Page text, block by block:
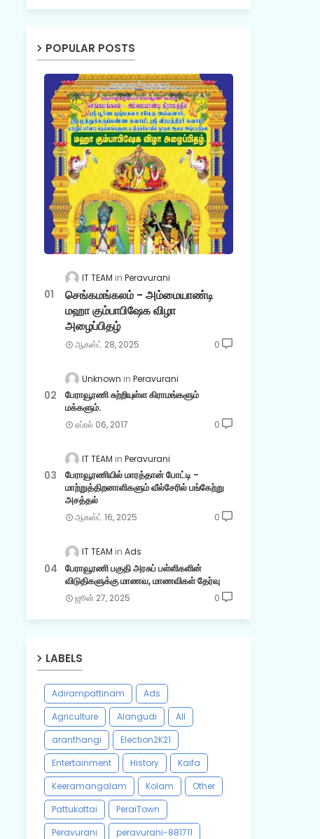
POPULAR POSTS
IT TEAM Peravurani
செங்கமங்கலம் - அம்மையாண்டி
மஹா கும்பாபிஷேக விழா
அழைப்பிதழ்
ஆகஸ்ட் 28, 2025 0
Unknown Peravurani
பேராவூரணி சுற்றியுள்ள கிராமங்களும்
மக்களும்.
ஏப்ரல் 06, 2017 0
IT TEAM Peravurani
பேராவூரணியில் மாரத்தான் போட்டி -
மாற்றுத்திறனாளிகளும் வீல்சேரில் பங்கேற்று
அசத்தல்
ஆகஸ்ட் 16, 2025 0
IT TEAM Ads
பேராவூரணி பகுதி அரசுப் பள்ளிகளின்
விடுதிகளுக்கு மாணவ, மாணவிகள் தேர்வு
ஜூன் 27, 2025 0
LABELS
Adirampattinam
Ads
Agriculture
Alangudi
All
aranthangi
Election2K21
Entertainment
History
Kaifa
Keeramangalam
Kolam
Other
Pattukottai
PeraiTown
Peravurani
peravurani-881711